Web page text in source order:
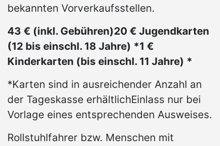
bekannten Vorverkaufsstellen.
43 € (inkl. Gebühren)20 € Jugendkarten
(12 bis einschl. 18 Jahre) *1 €
Kinderkarten (bis einschl. 11 Jahre) *
*Karten sind in ausreichender Anzahl an
der Tageskasse erhältlichEinlass nur bei
Vorlage eines entsprechenden Ausweises.
Rollstuhlfahrer bzw. Menschen mit